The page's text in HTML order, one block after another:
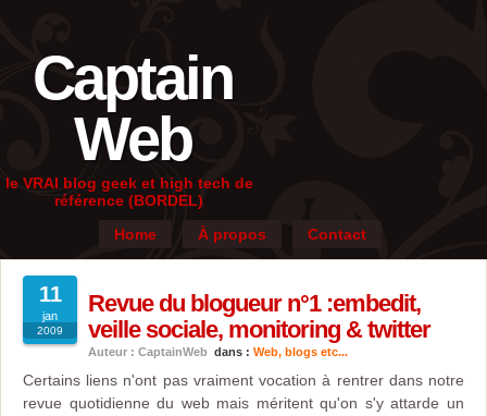
Captain
Web
le VRAI blog geek et high tech de
référence (BORDEL)
Home
À propos Contact
11
jan
2009
Revue du blogueur n°1 :embedit,
veille sociale, monitoring & twitter
Auteur : CaptainWeb dans : Web, blogs etc...
Certains liens n'ont pas vraiment vocation à rentrer dans notre
revue quotidienne du web mais méritent qu'on s'y attarde un